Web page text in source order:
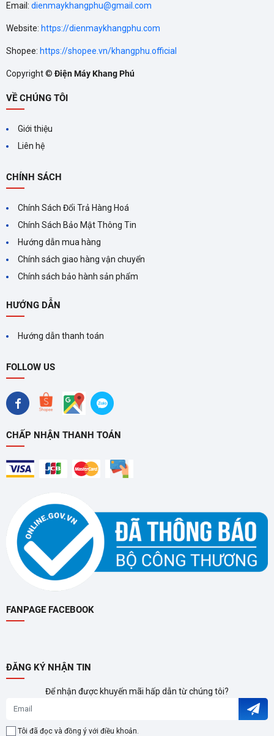
Email: dienmaykhangphu@gmail.com
Website: https://dienmaykhangphu.com
Shopee: https://shopee.vn/khangphu.official
Copyright ©Điện Máy Khang Phú
VỀ CHÚNG TÔI
Giới thiệu
Liên hệ
CHÍNH SÁCH
Chính Sách Đổi Trả Hàng Hoá
Chính Sách Bảo Mật Thông Tin
Hướng dẫn mua hàng
Chính sách giao hàng vận chuyển
Chính sách bảo hành sản phẩm
HƯỚNG DẪN
Hướng dẫn thanh toán
FOLLOW US
CHẤP NHẬN THANH TOÁN
FANPAGE FACEBOOK
ĐĂNG KÝ NHẬN TIN
Để nhận được khuyến mãi hấp dẫn từ chúng tôi?
Tôi đã đọc và đồng ý với điều khoản.